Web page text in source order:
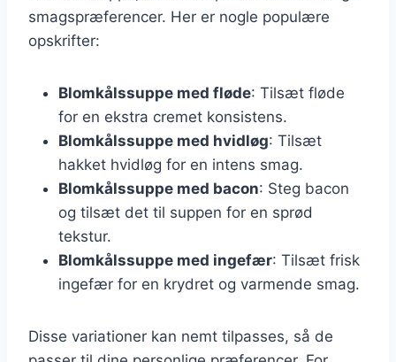
smagspræferencer. Her er nogle populære
opskrifter:
Blomkålssuppe med fløde: Tilsæt fløde
for en ekstra cremet konsistens.
Blomkålssuppe med hvidløg: Tilsæt
hakket hvidløg for en intens smag.
Blomkålssuppe med bacon: Steg bacon
og tilsæt det til suppen for en sprød
tekstur.
Blomkålssuppe med ingefær: Tilsæt frisk
ingefær for en krydret og varmende smag.
Disse variationer kan nemt tilpasses, så de